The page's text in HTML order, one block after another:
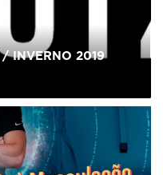
/ INVERNO 2019